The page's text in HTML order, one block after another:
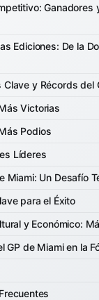
Ganadores
Ediciones: De la
Clave y Récords del
Victorias
Podios
Líderes
Miami: Un Desafío
para el Éxito
y Económico:
GP de Miami en la